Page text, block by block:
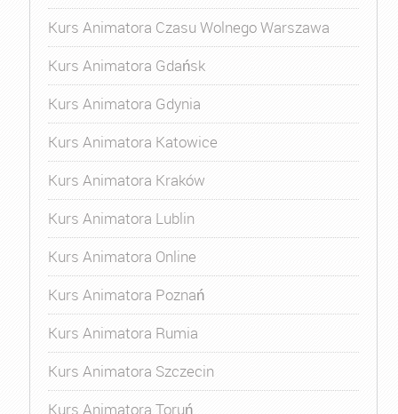
Kurs Animatora Czasu Wolnego Warszawa
Kurs Animatora Gdańsk
Kurs Animatora Gdynia
Kurs Animatora Katowice
Kurs Animatora Kraków
Kurs Animatora Lublin
Kurs Animatora Online
Kurs Animatora Poznań
Kurs Animatora Rumia
Kurs Animatora Szczecin
Kurs Animatora Toruń